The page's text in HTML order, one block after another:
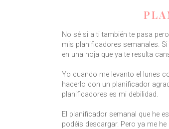
No sé si a ti también te pasa
mis planificadores semanales.
en una hoja que ya te resulta
Yo cuando me levanto el lunes
hacerlo con un planificador
planificadores es mi debilidad.
El planificador semanal que he
podéis descargar. Pero ya me